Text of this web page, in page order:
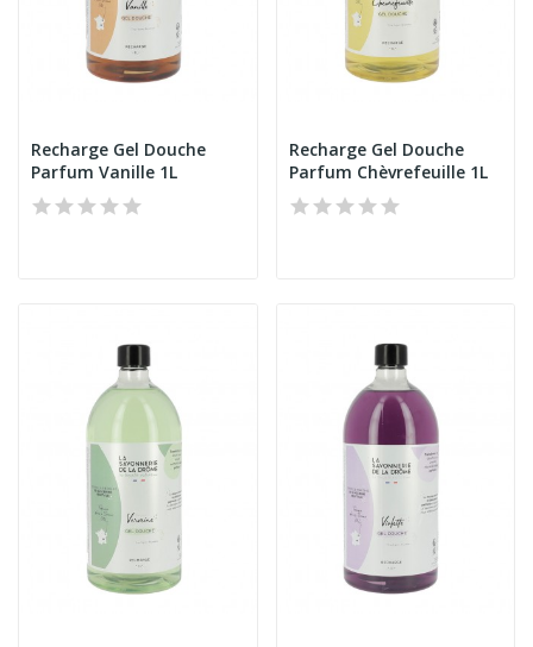
Recharge Gel Douche
Parfum Vanille 1L
Recharge Gel Douche
Parfum Chèvrefeuille 1L